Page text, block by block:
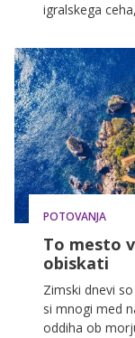
igralskega
se kot pravi
poklonimo
zadnjih letih
POTOVANJA
To mesto
obiskati
Zimski dnevi
si mnogi med
oddiha ob